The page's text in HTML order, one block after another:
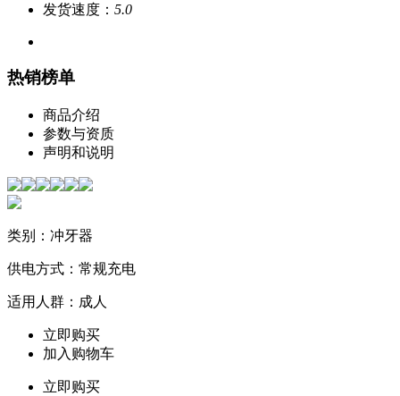
发货速度： 5.0
热销榜单
商品介绍
参数与资质
声明和说明
类别：冲牙器
供电方式：常规充电
适用人群：成人
立即购买
加入购物车
立即购买